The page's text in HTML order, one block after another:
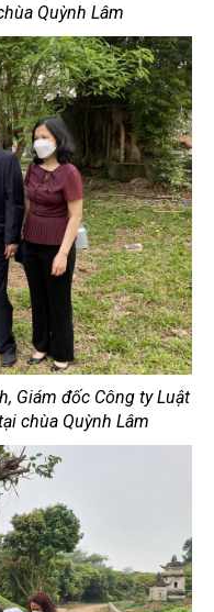
Quỳnh Lâm
Giám đốc Công ty Luật
chùa Quỳnh Lâm